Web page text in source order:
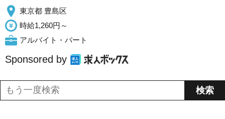
東京都 豊島区
時給1,260円～
アルバイト・パート
Sponsored by